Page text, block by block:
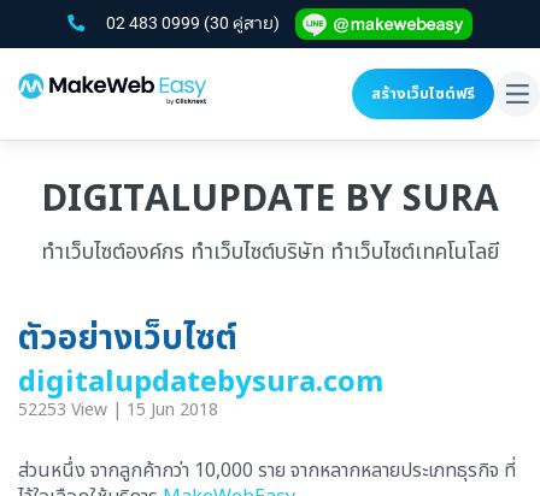
02 483 0999 (30 คู่สาย)
สร้างเว็บไซต์ฟรี
DIGITALUPDATE BY SURA
ทำเว็บไซต์องค์กร ทำเว็บไซต์บริษัท ทำเว็บไซต์เทคโนโลยี
ตัวอย่างเว็บไซต์
digitalupdatebysura.com
52253 View | 15 Jun 2018
ส่วนหนึ่ง จากลูกค้ากว่า 10,000 ราย จากหลากหลายประเภทธุรกิจ ที่